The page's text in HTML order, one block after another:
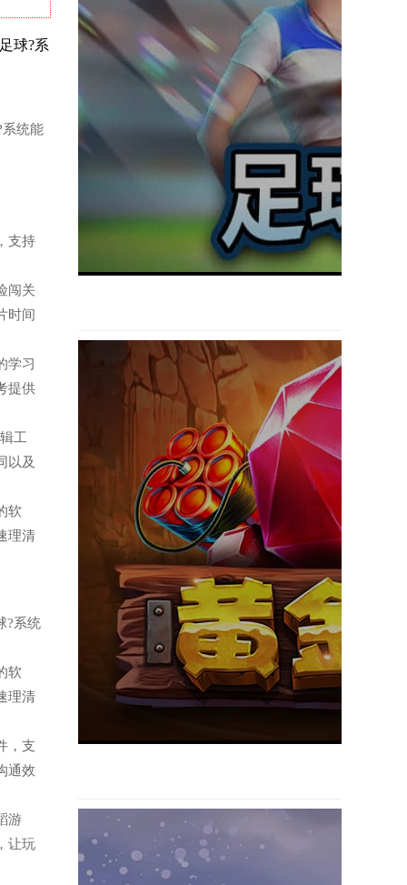
球?系
系统能
支持
闯关
时间
学习
提供
工
以及
软
理清
?系统
软
理清
，支
通效
游
让玩